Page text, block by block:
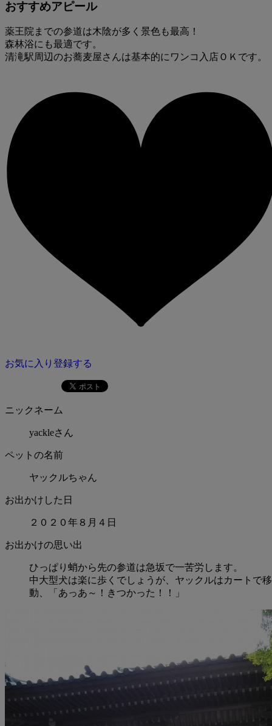
おすすめアピール
薬王院までの参道は木陰が多く景色も最高！
森林浴にも最適です。
清滝駅周辺のお蕎麦屋さんは基本的にワンコ入店ＯＫです。
お気に入り登録する
ニックネーム
yackleさん
ペットの名前
ヤックルちゃん
お出かけした日
２０２０年８月４日
お出かけの思い出
ひっぱり蛸から先の参道は急坂で一苦労します。
中大型犬は楽に歩くでしょうが、ヤックルはカートで移
動、「あっあ～！きつかった！！」